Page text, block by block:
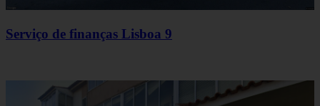
Serviço de finanças Lisboa 9